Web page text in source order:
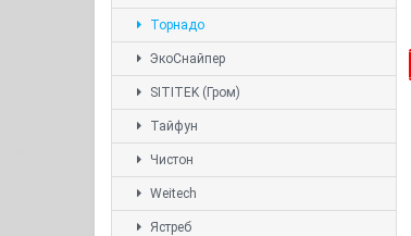
Торнадо
ЭкоСнайпер
SITITEK (Гром)
Тайфун
Чистон
Weitech
Ястреб